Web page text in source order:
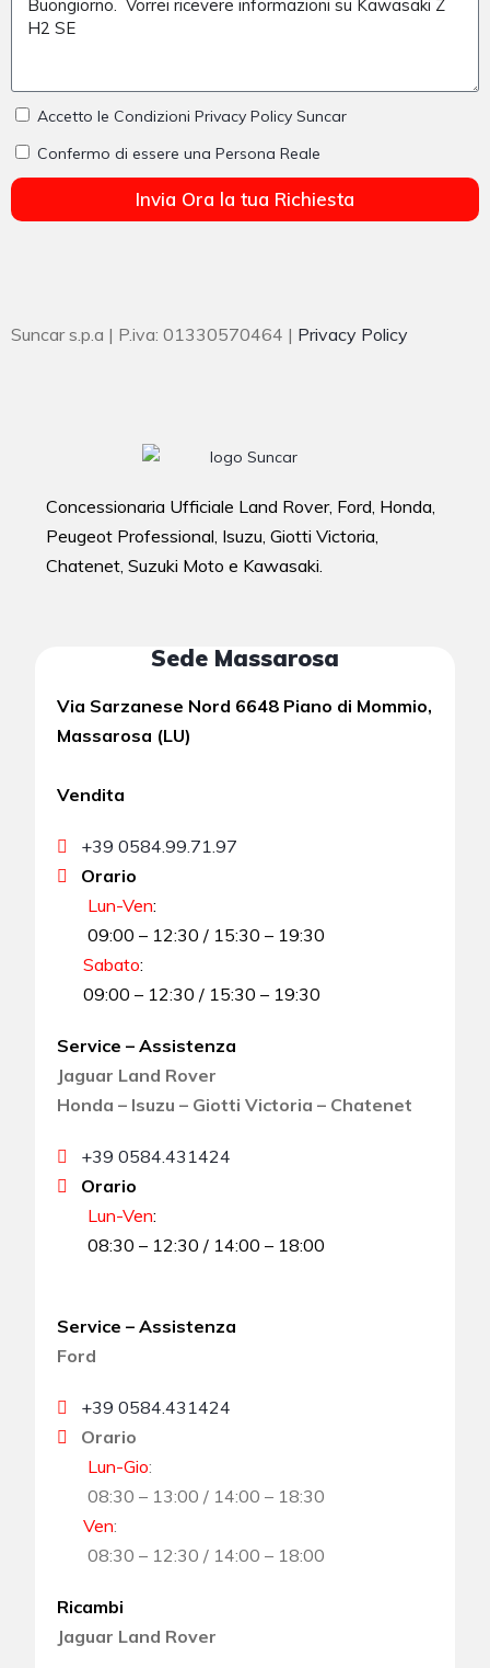
Accetto le Condizioni Privacy Policy Suncar
Confermo di essere una Persona Reale
Invia Ora la tua Richiesta
Suncar s.p.a | P.iva: 01330570464 | Privacy Policy
Concessionaria Ufficiale Land Rover, Ford, Honda,
Peugeot Professional, Isuzu, Giotti Victoria,
Chatenet, Suzuki Moto e Kawasaki.
Sede Massarosa
Via Sarzanese Nord 6648 Piano di Mommio,
Massarosa (LU)
Vendita
+39 0584.99.71.97
Orario
Lun-Ven:
09:00 – 12:30 / 15:30 – 19:30
Sabato:
09:00 – 12:30 / 15:30 – 19:30
Service – Assistenza
Jaguar Land Rover
Honda – Isuzu – Giotti Victoria – Chatenet
+39 0584.431424
Orario
Lun-Ven:
08:30 – 12:30 / 14:00 – 18:00
Service – Assistenza
Ford
+39 0584.431424
Orario
Lun-Gio:
08:30 – 13:00 / 14:00 – 18:30
Ven:
08:30 – 12:30 / 14:00 – 18:00
Ricambi
Jaguar Land Rover